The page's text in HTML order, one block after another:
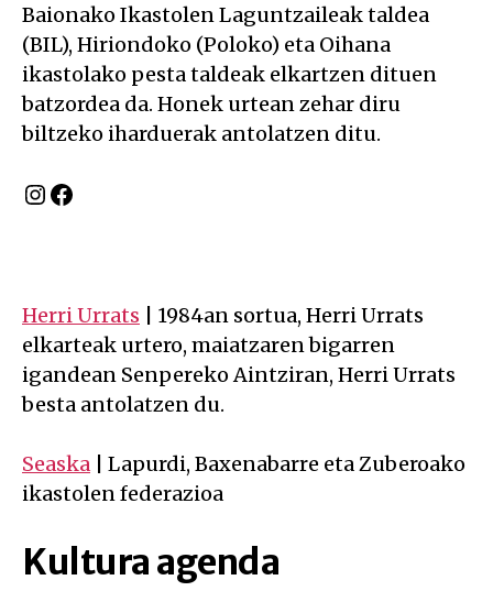
Baionako Ikastolen Laguntzaileak taldea
(BIL), Hiriondoko (Poloko) eta Oihana
ikastolako pesta taldeak elkartzen dituen
batzordea da. Honek urtean zehar diru
biltzeko iharduerak antolatzen ditu.
Instagram
Facebook
Herri Urrats | 1984an sortua, Herri Urrats
elkarteak urtero, maiatzaren bigarren
igandean Senpereko Aintziran, Herri Urrats
besta antolatzen du.
Seaska | Lapurdi, Baxenabarre eta Zuberoako
ikastolen federazioa
Kultura agenda